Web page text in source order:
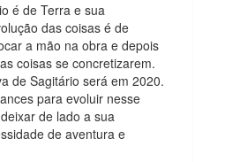
é de Terra e sua
das coisas é de
a mão na obra e depois
coisas se concretizarem.
de Sagitário será em 2020.
para evoluir nesse
de lado a sua
de aventura e